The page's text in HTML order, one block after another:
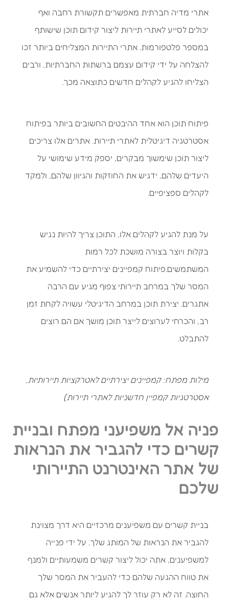
אתרי מדיה חברתית מאפשרים תקשורת רחבה ואף
יכולים לסייע לאתרי תיירות ליצור קידום תוכן שישותף
במספר פלטפורמות. אתרי התיירות המצליחים ביותר זכו
להצלחה על ידי קידום עצמם ברשתות החברתיות, ורבים
הצליחו להגיע לקהלים חדשים כתוצאה מכך.
פיתוח תוכן הוא אחד ההיבטים החשובים ביותר בפיתוח
אסטרטגיה דיגיטלית לאתרי תיירות. אתרים אלו צריכים
ליצור תוכן שימשוך מבקרים, יספק מידע שימושי על
היעדים שלהם, ידגיש את החוזקות והגיוון שלהם, ולמקד
לקהלים ספציפיים.
על מנת להגיע לקהלים אלו, התוכן צריך להיות נגיש
בקלות ויוצר בצורה מושכת לכל רמות
המשתמשים.פיתוח קמפיינים יצירתיים כדי להשמיע את
המסר שלך במרחב תיירותי צפוף מגיע עם הרבה
אתגרים. יצירת תוכן במרחב הדיגיטלי עשויה לקחת זמן
רב, והכרחי לערוצים לייצר תוכן מושך אם הם רוצים
להתבלט.
מילות מפתח: קמפיינים יצירתיים לאטרקציות תיירותיות,
אסטרטגיות קמפיין חדשניות לאתרי תיירות)
פניה אל משפיעני מפתח ובניית
קשרים כדי להגביר את הנראות
של אתר האינטרנט התיירותי
שלכם
בניית קשרים עם משפיענים מרכזיים היא דרך מצוינת
להגביר את הנראות של המותג שלך. על ידי פנייה
למשפיענים, אתה יכול ליצור קשרים משמעותיים ולמנף
את טווח ההגעה שלהם כדי להעביר את המסר שלך
החוצה. זה לא רק עוזר לך להגיע ליותר אנשים אלא גם